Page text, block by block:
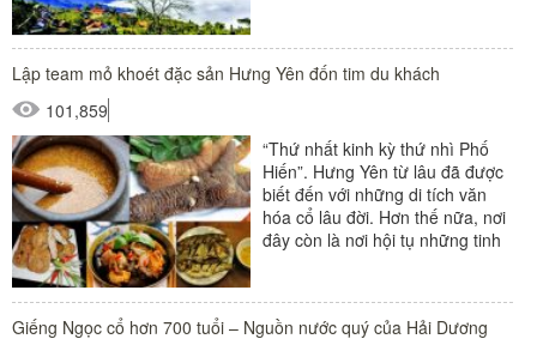
Lập team mỏ khoét đặc sản Hưng Yên đốn tim du khách
101,859
“Thứ nhất kinh kỳ thứ nhì Phố
Hiến”. Hưng Yên từ lâu đã được
biết đến với những di tích văn
hóa cổ lâu đời. Hơn thế nữa, nơi
đây còn là nơi hội tụ những tinh
Giếng Ngọc cổ hơn 700 tuổi – Nguồn nước quý của Hải Dương